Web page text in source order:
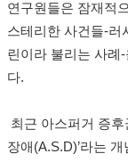
연구원들은 잠재적
스테리한 사건들-러
린이라 불리는 사례 -
다.
최근 아스퍼거 증
장애 (A.S.D)’라는 개